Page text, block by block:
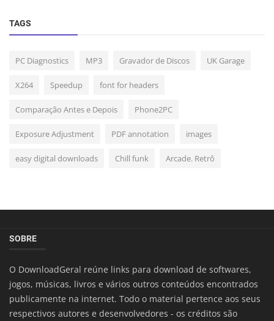
TAGS
PC Diagnostics MP3 Gravador de Discos UK Garage
X264 Speedup font for headers
Comparação Antes e Depois Phone2PC
Exposure Adjustment PDF annotation images
easy digital downloads Chill funk Arcade. Retrô
SOBRE
O DownloadGeral reúne links para download de softwares,
jogos, músicas, livros e vários outros conteúdos encontrados
publicamente na internet. Todo o material pertence aos seus
respectivos autores e desenvolvedores - os créditos são